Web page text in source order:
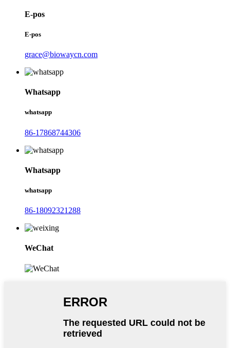
E-pos
E-pos
grace@biowaycn.com
Whatsapp
whatsapp
86-17868744306
Whatsapp
whatsapp
86-18092321288
WeChat